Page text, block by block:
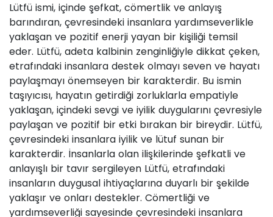
Lütfü ismi, içinde şefkat, cömertlik ve anlayış
barındıran, çevresindeki insanlara yardımseverlikle
yaklaşan ve pozitif enerji yayan bir kişiliği temsil
eder. Lütfü, adeta kalbinin zenginliğiyle dikkat çeken,
etrafındaki insanlara destek olmayı seven ve hayatı
paylaşmayı önemseyen bir karakterdir. Bu ismin
taşıyıcısı, hayatın getirdiği zorluklarla empatiyle
yaklaşan, içindeki sevgi ve iyilik duygularını çevresiyle
paylaşan ve pozitif bir etki bırakan bir bireydir. Lütfü,
çevresindeki insanlara iyilik ve lütuf sunan bir
karakterdir. İnsanlarla olan ilişkilerinde şefkatli ve
anlayışlı bir tavır sergileyen Lütfü, etrafındaki
insanların duygusal ihtiyaçlarına duyarlı bir şekilde
yaklaşır ve onları destekler. Cömertliği ve
yardımseverliği sayesinde çevresindeki insanlara